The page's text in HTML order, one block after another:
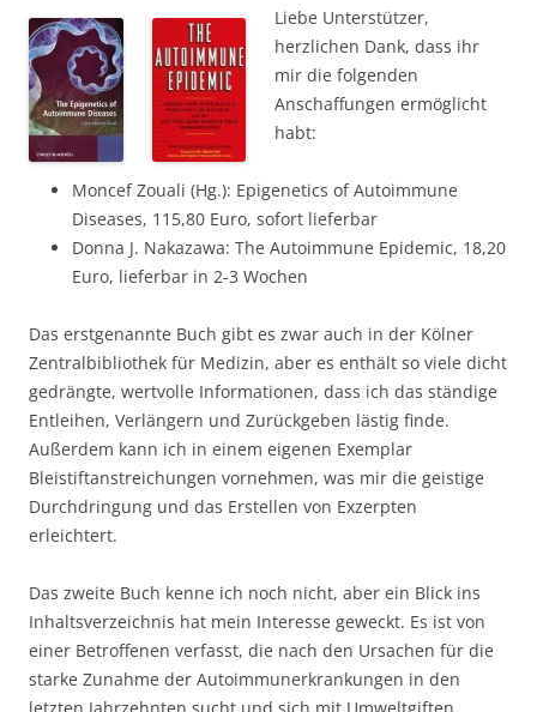
Liebe Unterstützer,
herzlichen Dank, dass ihr
mir die folgenden
Anschaffungen ermöglicht
habt:
Moncef Zouali (Hg.): Epigenetics of Autoimmune
Diseases, 115,80 Euro, sofort lieferbar
Donna J. Nakazawa: The Autoimmune Epidemic, 18,20
Euro, lieferbar in 2-3 Wochen
Das erstgenannte Buch gibt es zwar auch in der Kölner
Zentralbibliothek für Medizin, aber es enthält so viele dicht
gedrängte, wertvolle Informationen, dass ich das ständige
Entleihen, Verlängern und Zurückgeben lästig finde.
Außerdem kann ich in einem eigenen Exemplar
Bleistiftanstreichungen vornehmen, was mir die geistige
Durchdringung und das Erstellen von Exzerpten
erleichtert.
Das zweite Buch kenne ich noch nicht, aber ein Blick ins
Inhaltsverzeichnis hat mein Interesse geweckt. Es ist von
einer Betroffenen verfasst, die nach den Ursachen für die
starke Zunahme der Autoimmunerkrankungen in den